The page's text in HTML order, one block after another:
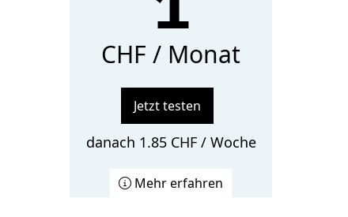
CHF / Monat
Jetzt testen
danach 1.85 CHF / Woche
Mehr erfahren